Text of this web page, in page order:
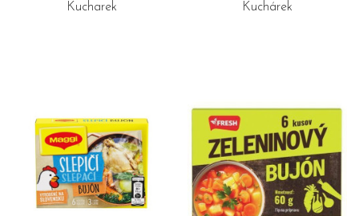
Kucharek
Kuchárek